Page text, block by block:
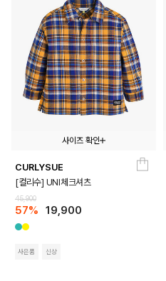
사이즈 확인
110120
CURLYSUE
[컬리수] UNI체크셔츠
45,900
57% 19,900
사은품 신상